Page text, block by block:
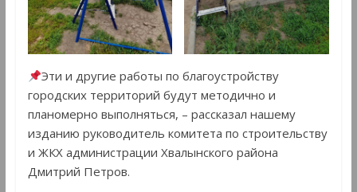
Эти и другие работы по благоустройству
городских территорий будут методично и
планомерно выполняться, – рассказал нашему
изданию руководитель комитета по строительству
и ЖКХ администрации Хвалынского района
Дмитрий Петров.